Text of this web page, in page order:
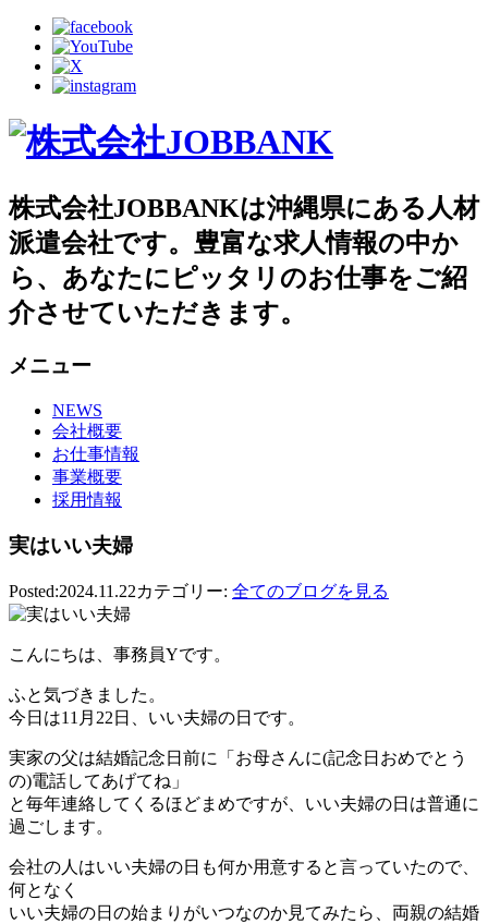
株式会社JOBBANKは沖縄県にある人材
派遣会社です。豊富な求人情報の中か
ら、あなたにピッタリのお仕事をご紹
介させていただきます。
メニュー
NEWS
会社概要
お仕事情報
事業概要
採用情報
実はいい夫婦
Posted:2024.11.22カテゴリー: 全てのブログを見る
こんにちは、事務員Yです。
ふと気づきました。
今日は11月22日、いい夫婦の日です。
実家の父は結婚記念日前に「お母さんに(記念日おめでとう
の)電話してあげてね」
と毎年連絡してくるほどまめですが、いい夫婦の日は普通に
過ごします。
会社の人はいい夫婦の日も何か用意すると言っていたので、
何となく
いい夫婦の日の始まりがいつなのか見てみたら、両親の結婚